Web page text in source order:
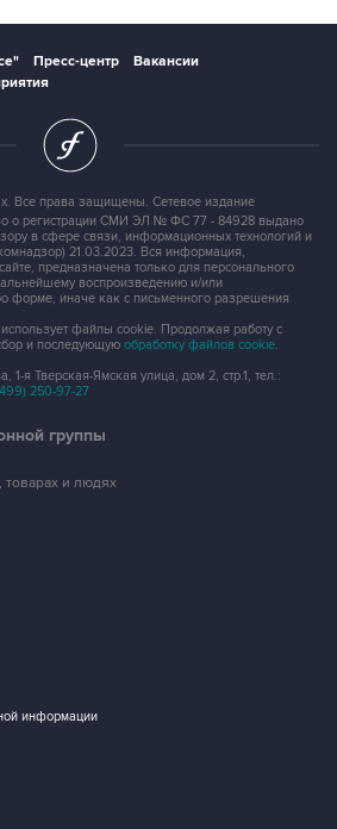
Пресс-центр
Вакансии
Все права защищены. Сетевое издание
о регистрации СМИ ЭЛ № ФС 77 - 84928 выдано
в сфере связи, информационных технологий и
21.03.2023. Вся информация,
предназначена только для персонального
воспроизведению и/или
форме, иначе как с письменного разрешения
файлы cookie. Продолжая работу с
и последующую обработку файлов cookie.
1-я Тверская-Ямская улица, дом 2, стр.1, тел.:
250-97-27
группы
и людях
информации